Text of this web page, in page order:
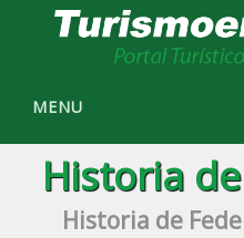
MENU
Historia
Historia de